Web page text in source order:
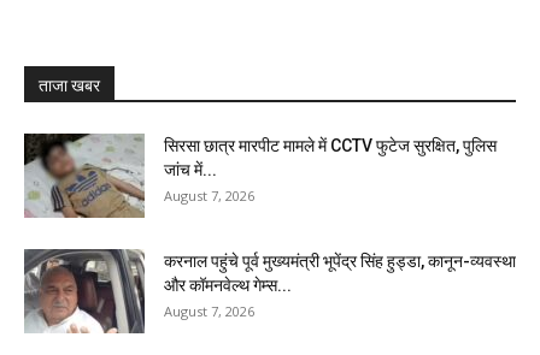
ताजा खबर
सिरसा छात्र मारपीट मामले में CCTV फुटेज सुरक्षित, पुलिस
जांच में...
August 7, 2026
करनाल पहुंचे पूर्व मुख्यमंत्री भूपेंद्र सिंह हुड्डा, कानून-व्यवस्था
और कॉमनवेल्थ गेम्स...
August 7, 2026